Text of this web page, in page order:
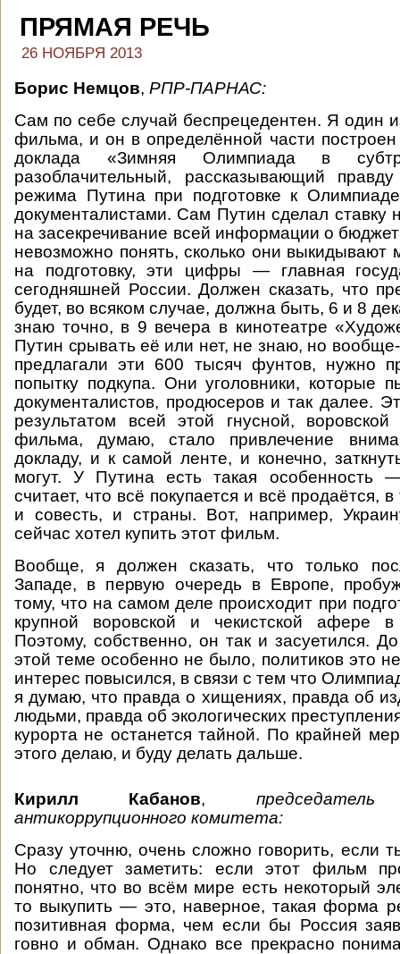
ПРЯМАЯ РЕЧЬ
26 НОЯБРЯ 2013
Борис Немцов, РПР-ПАРНАС:
Сам по себе случай беспрецедентен. Я один
фильма, и он в определённой части
доклада «Зимняя Олимпиада в
разоблачительный, рассказывающий
режима Путина при подготовке к
документалистами. Сам Путин сделал ставку
на засекречивание всей информации о
невозможно понять, сколько они выкидывают
на подготовку, эти цифры — главная
сегодняшней России. Должен сказать, что
будет, во всяком случае, должна быть, 6 и 8
знаю точно, в 9 вечера в кинотеатре
Путин срывать её или нет, не знаю, но
предлагали эти 600 тысяч фунтов, нужно
попытку подкупа. Они уголовники, которые
документалистов, продюсеров и так далее.
результатом всей этой гнусной,
фильма, думаю, стало привлечение
докладу, и к самой ленте, и конечно,
могут. У Путина есть такая
считает, что всё покупается и всё продаётся,
и совесть, и страны. Вот, например,
сейчас хотел купить этот фильм.
Вообще, я должен сказать, что только
Западе, в первую очередь в Европе,
тому, что на самом деле происходит при
крупной воровской и чекистской афере
Поэтому, собственно, он так и засуетился.
этой теме особенно не было, политиков это
интерес повысился, в связи с тем что
я думаю, что правда о хищениях, правда об
людьми, правда об экологических
курорта не останется тайной. По крайней
этого делаю, и буду делать дальше.
Кирилл Кабанов,
антикоррупционного комитета:
Сразу уточню, очень сложно говорить, если
Но следует заметить: если этот фильм
понятно, что во всём мире есть некоторый
то выкупить — это, наверное, такая форма
позитивная форма, чем если бы Россия
говно и обман. Однако все прекрасно